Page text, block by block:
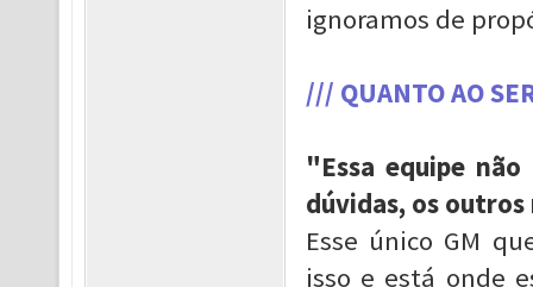
ignoramos de
/// QUANTO AO
"Essa equipe
dúvidas, os
Esse único GM
isso e está onde